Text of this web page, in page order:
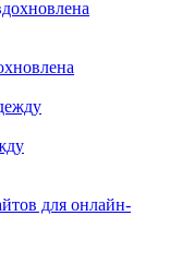
для онлайн-